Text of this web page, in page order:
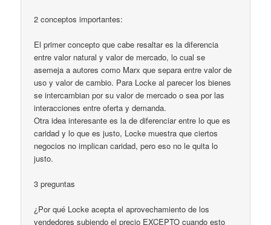
2 conceptos importantes:
El primer concepto que cabe resaltar es la diferencia
entre valor natural y valor de mercado, lo cual se
asemeja a autores como Marx que separa entre valor de
uso y valor de cambio. Para Locke al parecer los bienes
se intercambian por su valor de mercado o sea por las
interacciones entre oferta y demanda.
Otra idea interesante es la de diferenciar entre lo que es
caridad y lo que es justo, Locke muestra que ciertos
negocios no implican caridad, pero eso no le quita lo
justo.
3 preguntas
¿Por qué Locke acepta el aprovechamiento de los
vendedores subiendo el precio EXCEPTO cuando esto